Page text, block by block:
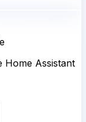
Home Assistant